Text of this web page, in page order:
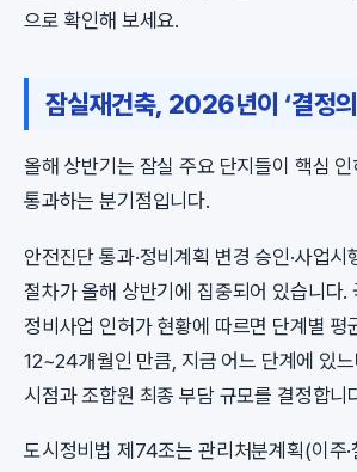
으로 확인해 보세요.
잠실재건축, 2026년이 ‘결정
올해 상반기는 잠실 주요 단지들이 핵심
통과하는 분기점입니다.
안전진단 통과·정비계획 변경 승인·사업
절차가 올해 상반기에 집중되어 있습니다.
정비사업 인허가 현황에 따르면 단계별 평
12~24개월인 만큼, 지금 어느 단계에 있
시점과 조합원 최종 부담 규모를 결정합니
도시정비법 제74조는 관리처분계획(이주